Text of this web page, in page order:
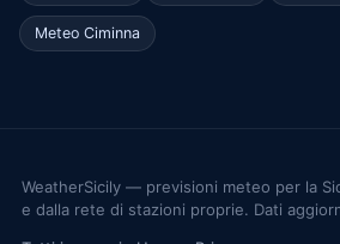
Meteo Ciminna
WeatherSicily — previsioni meteo per la
e dalla rete di stazioni proprie. Dati